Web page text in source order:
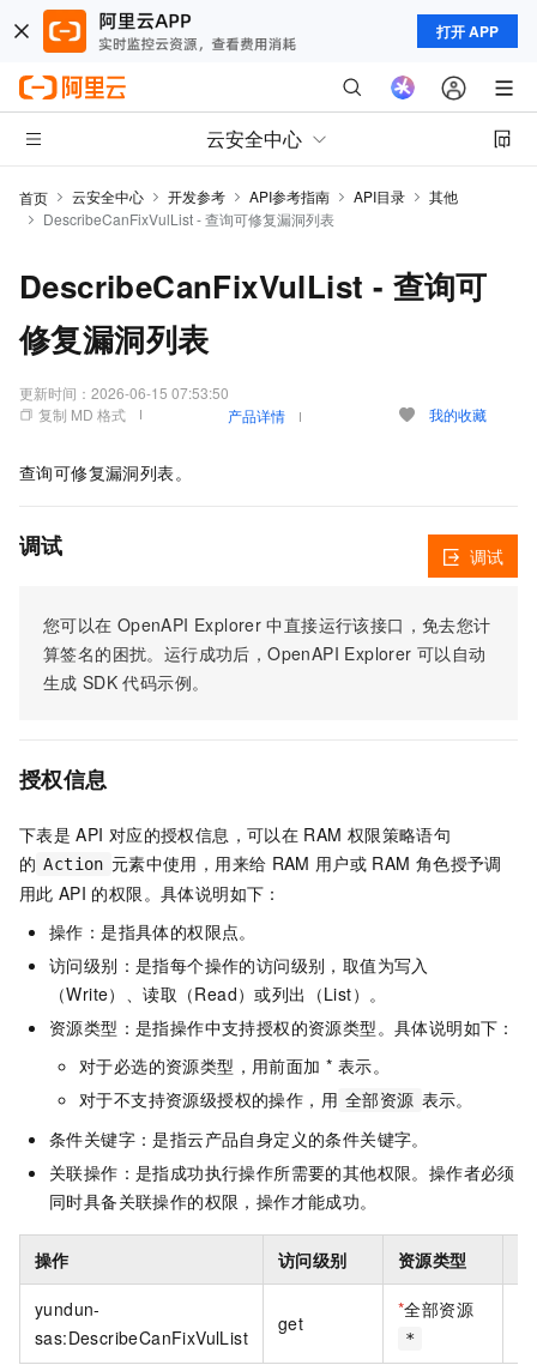
打开 APP
云安全中心
首页 云安全中心 开发参考 API参考指南 API目录
其他
DescribeCanFixVulList - 查询可修复漏洞列表
DescribeCanFixVulList - 查询可
修复漏洞列表
更新时间： 2026-06-15 07:53:50
复制 MD 格式
产品详情 我的收藏
查询可修复漏洞列表。
调试
您可以在 OpenAPI Explorer 中直接运行该接口，免去您计
算签名的困扰。运行成功后，OpenAPI Explorer 可以自动
生成 SDK 代码示例。
调试
授权信息
下表是 API 对应的授权信息，可以在 RAM 权限策略语句
的 Action 元素中使用，用来给 RAM 用户或 RAM 角色授予调
用此 API 的权限。具体说明如下：
操作：是指具体的权限点。
访问级别：是指每个操作的访问级别，取值为写入
（Write）、读取（Read）或列出（List）。
资源类型：是指操作中支持授权的资源类型。具体说明如下：
对于必选的资源类型，用前面加 * 表示。
对于不支持资源级授权的操作，用 全部资源 表示。
条件关键字：是指云产品自身定义的条件关键字。
关联操作：是指成功执行操作所需要的其他权限。操作者必须
同时具备关联操作的权限，操作才能成功。
操作 访问级别 资源类型
yundun-
sas:DescribeCanFixVulList
get
*全部资源
*